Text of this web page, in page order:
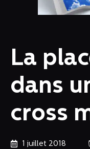
La
dans
cross
1 juillet 2018